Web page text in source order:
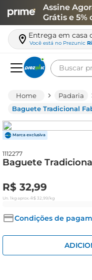
Assine
Grátis e 5%
Entrega em casa
Você está no Prezunic
Buscar
Padaria
Baguete Tradicional
1112277
Baguete
R$ 32,99
Un. 1kg aprox. •R$ 32,99/kg
Condições de
leite
café
queijo
azeite
cerveja